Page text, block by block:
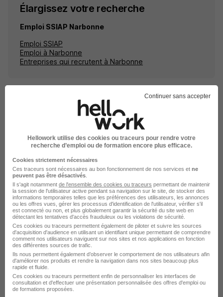
Élargissez votre recherche
Emploi SSIAP Narbonne
Emploi SSIAP
Emploi à Narbonne
Entreprises qui recrutent à Narbonne
Explorez les offres d'emploi
ssiap par ville les plus
recherchés
Emploi SSIAP Paris
Emploi SSIAP Marseille
Emploi SSIAP Toulouse
Emploi SSIAP Nantes
Emploi SSIAP Nancy
Emploi SSIAP Strasbourg
Voir plus
Parcourir toutes les offres d’emploi de ssiap par ville
Continuer sans accepter
Hellowork utilise des cookies ou traceurs pour rendre votre
recherche d’emploi ou de formation encore plus efficace.
Cookies strictement nécessaires
Ces traceurs sont nécessaires au bon fonctionnement de nos services et ne
peuvent pas être désactivés
Il s'agit notamment de l'ensemble des cookies ou traceurs permettant de maintenir
la session de l'utilisateur active pendant sa navigation sur le site, de stocker des
informations temporaires telles que les préférences des utilisateurs, les annonces
ou les offres vues, gérer les processus d'identification de l'utilisateur, vérifier s'il
est connecté ou non, et plus globalement garantir la sécurité du site web en
détectant les tentatives d'accès frauduleux ou les violations de sécurité.
Ces cookies ou traceurs permettent également de piloter et suivre les sources
d'acquisition d'audience en utilisant un identifiant unique permettant de comprendre
comment nos utilisateurs naviguent sur nos sites et nos applications en fonction
des différentes sources de trafic.
Ils nous permettent également d’observer le comportement de nos utilisateurs afin
d'améliorer nos produits et rendre la navigation dans nos sites beaucoup plus
rapide et fluide.
Ces cookies ou traceurs permettent enfin de personnaliser les interfaces de
consultation et d'effectuer une présentation personnalisée des offres d'emploi ou
de formations proposées.